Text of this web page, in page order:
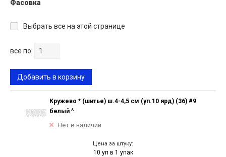
Фасовка
Выбрать все на этой странице
все по:
Добавить в корзину
Кружево * (шитье) ш.4-4,5 см (уп.10 ярд) (36) #9
белый ^
Нет в наличии
Цена за штуку:
10 уп в 1 упак